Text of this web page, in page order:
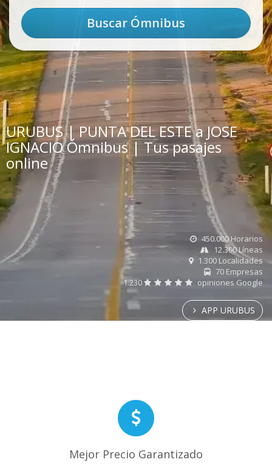
URUBUS | PUNTA DEL ESTE a JOSE
IGNACIO Ómnibus | Tus pasajes
online
450.000 Horarios
12.300 Líneas
1.300 Localidades
70 Empresas
1.230
opiniones Google
APP URUBUS
Mejor Precio Garantizado